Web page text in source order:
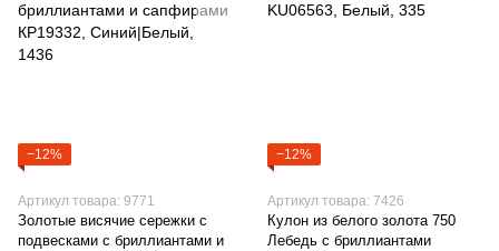
−12%
Артикул товара: 9771
Золотые висячие сережки с
подвесками с бриллиантами и
−12%
Артикул товара: 7426
Кулон из белого золота 750
Лебедь с бриллиантами